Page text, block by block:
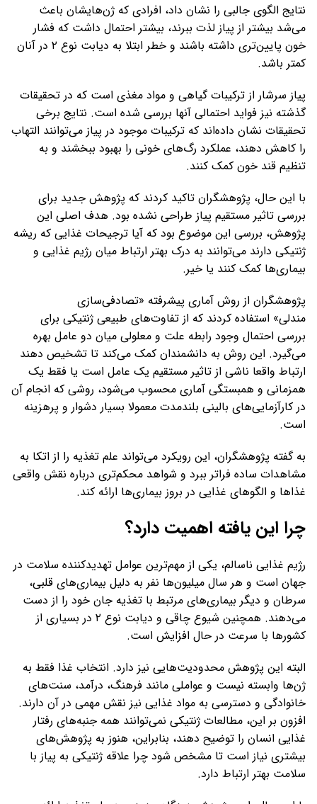
نتایج الگوی جالبی را نشان داد، افرادی که ژن‌هایشان باعث
می‌شد بیشتر از پیاز لذت ببرند، بیشتر احتمال داشت که فشار
خون پایین‌تری داشته باشند و خطر ابتلا به دیابت نوع ۲ در آنان
کمتر باشد.
پیاز سرشار از ترکیبات گیاهی و مواد مغذی است که در تحقیقات
گذشته نیز فواید احتمالی آنها بررسی شده است. نتایج برخی
تحقیقات نشان داده‌اند که ترکیبات موجود در پیاز می‌توانند التهاب
را کاهش دهند، عملکرد رگ‌های خونی را بهبود ببخشند و به
تنظیم قند خون کمک کنند.
با این حال، پژوهشگران تاکید کردند که پژوهش جدید برای
بررسی تاثیر مستقیم پیاز طراحی نشده بود. هدف اصلی این
پژوهش، بررسی این موضوع بود که آیا ترجیحات غذایی که ریشه
ژنتیکی دارند می‌توانند به درک بهتر ارتباط میان رژیم غذایی و
بیماری‌ها کمک کنند یا خیر.
پژوهشگران از روش آماری پیشرفته «تصادفی‌سازی
مندلی» استفاده کردند که از تفاوت‌های طبیعی ژنتیکی برای
بررسی احتمال وجود رابطه علت و معلولی میان دو عامل بهره
می‌گیرد. این روش به دانشمندان کمک می‌کند تا تشخیص دهند
ارتباط واقعا ناشی از تاثیر مستقیم یک عامل است یا فقط یک
همزمانی و همبستگی آماری محسوب می‌شود، روشی که انجام آن
در کارآزمایی‌های بالینی بلندمدت معمولا بسیار دشوار و پرهزینه
است.
به گفته پژوهشگران، این رویکرد می‌تواند علم تغذیه را از اتکا به
مشاهدات ساده فراتر ببرد و شواهد محکم‌تری درباره نقش واقعی
غذاها و الگوهای غذایی در بروز بیماری‌ها ارائه کند.
چرا این یافته اهمیت دارد؟
رژیم غذایی ناسالم، یکی از مهم‌ترین عوامل تهدیدکننده سلامت در
جهان است و هر سال میلیون‌ها نفر به دلیل بیماری‌های قلبی،
سرطان و دیگر بیماری‌های مرتبط با تغذیه جان خود را از دست
می‌دهند. همچنین شیوع چاقی و دیابت نوع ۲ در بسیاری از
کشورها با سرعت در حال افزایش است.
البته این پژوهش محدودیت‌هایی نیز دارد. انتخاب غذا فقط به
ژن‌ها وابسته نیست و عواملی مانند فرهنگ، درآمد، سنت‌های
خانوادگی و دسترسی به مواد غذایی نیز نقش مهمی در آن دارند.
افزون بر این، مطالعات ژنتیکی نمی‌توانند همه جنبه‌های رفتار
غذایی انسان را توضیح دهند، بنابراین، هنوز به پژوهش‌های
بیشتری نیاز است تا مشخص شود چرا علاقه ژنتیکی به پیاز با
سلامت بهتر ارتباط دارد.